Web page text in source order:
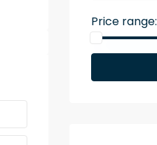
Price range: